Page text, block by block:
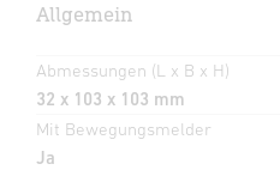
Allgemein
Abmessungen (L x B x H)
32 x 103 x 103 mm
Mit Bewegungsmelder
Ja